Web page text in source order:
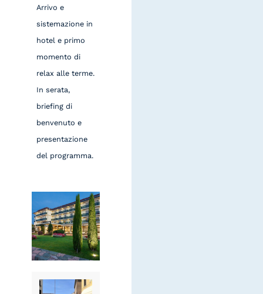
Arrivo e
sistemazione in
hotel e primo
momento di
relax alle terme.
In serata,
briefing di
benvenuto e
presentazione
del programma.